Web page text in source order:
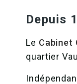
Depuis
Le Cabinet
quartier